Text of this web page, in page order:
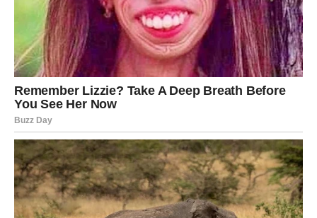
koji će imati veliki uticaj na vašu budućnost.
Zato budite pažljivi.
Neke prilike dolaze tiho.
Ali njihova vrijednost postaje jasna tek kasnije.
LJUBAV DONOSI ODGOVORE
KOJE STE ČEKALI